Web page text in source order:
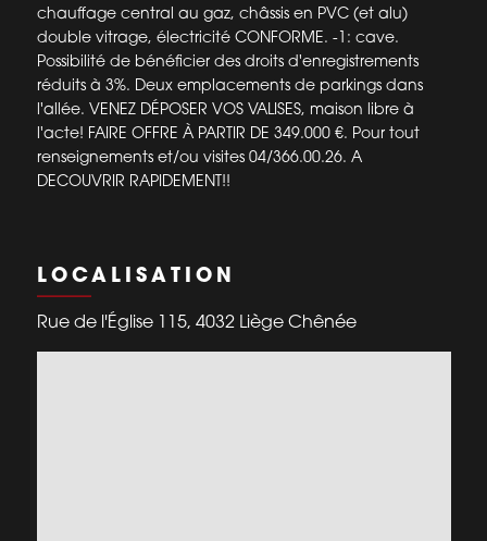
chauffage central au gaz, châssis en PVC (et alu)
double vitrage, électricité CONFORME. -1: cave.
Possibilité de bénéficier des droits d'enregistrements
réduits à 3%. Deux emplacements de parkings dans
l'allée. VENEZ DÉPOSER VOS VALISES, maison libre à
l'acte! FAIRE OFFRE À PARTIR DE 349.000 €. Pour tout
renseignements et/ou visites 04/366.00.26. A
DECOUVRIR RAPIDEMENT!!
LOCALISATION
Rue de l'Église 115, 4032 Liège Chênée